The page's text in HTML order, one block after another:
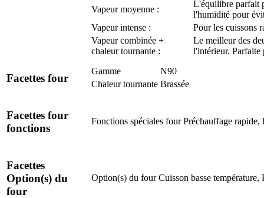
Vapeur moyenne :
L'équilibre parfait
l'humidité pour
Vapeur intense :
Pour les cuissons
Vapeur combinée +
chaleur tournante :
Le meilleur des
l'intérieur. Parfaite
Facettes four
Gamme
N90
Chaleur tournante Brassée
Facettes four
fonctions
Fonctions spéciales four Préchauffage
Facettes
Option(s) du
four
Option(s) du four Cuisson basse